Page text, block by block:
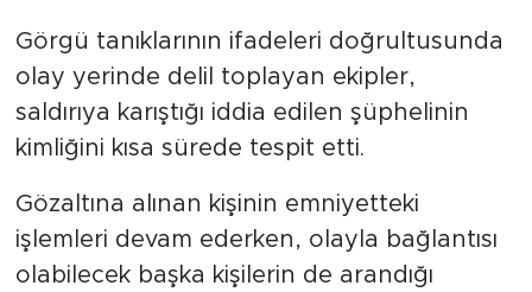
Görgü tanıklarının ifadeleri doğrultusunda
olay yerinde delil toplayan ekipler,
saldırıya karıştığı iddia edilen şüphelinin
kimliğini kısa sürede tespit etti.
Gözaltına alınan kişinin emniyetteki
işlemleri devam ederken, olayla bağlantısı
olabilecek başka kişilerin de arandığı